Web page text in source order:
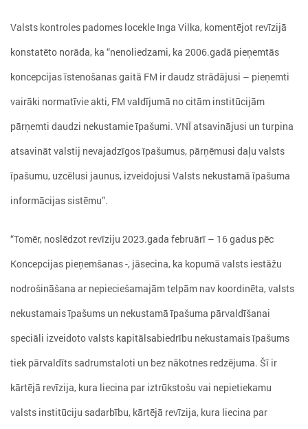
Valsts kontroles padomes locekle Inga Vilka, komentējot revīzijā
konstatēto norāda, ka “nenoliedzami, ka 2006.gadā pieņemtās
koncepcijas īstenošanas gaitā FM ir daudz strādājusi – pieņemti
vairāki normatīvie akti, FM valdījumā no citām institūcijām
pārņemti daudzi nekustamie īpašumi. VNĪ atsavinājusi un turpina
atsavināt valstij nevajadzīgos īpašumus, pārņēmusi daļu valsts
īpašumu, uzcēlusi jaunus, izveidojusi Valsts nekustamā īpašuma
informācijas sistēmu”.
“Tomēr, noslēdzot revīziju 2023.gada februārī – 16 gadus pēc
Koncepcijas pieņemšanas -, jāsecina, ka kopumā valsts iestāžu
nodrošināšana ar nepieciešamajām telpām nav koordinēta, valsts
nekustamais īpašums un nekustamā īpašuma pārvaldīšanai
speciāli izveidoto valsts kapitālsabiedrību nekustamais īpašums
tiek pārvaldīts sadrumstaloti un bez nākotnes redzējuma. Šī ir
kārtējā revīzija, kura liecina par iztrūkstošu vai nepietiekamu
valsts institūciju sadarbību, kārtējā revīzija, kura liecina par